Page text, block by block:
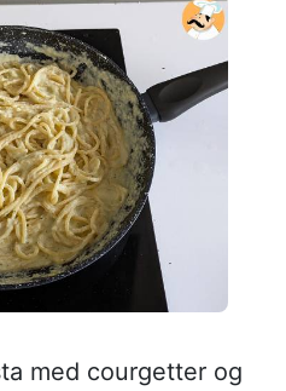
med courgetter og